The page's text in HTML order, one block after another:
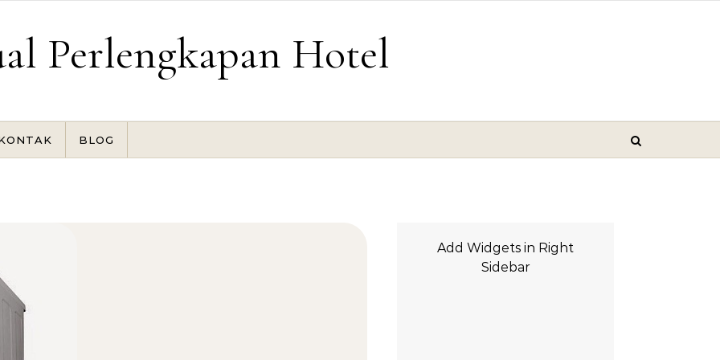
Perlengkapan Hotel
BLOG
Add Widgets in Right
Sidebar